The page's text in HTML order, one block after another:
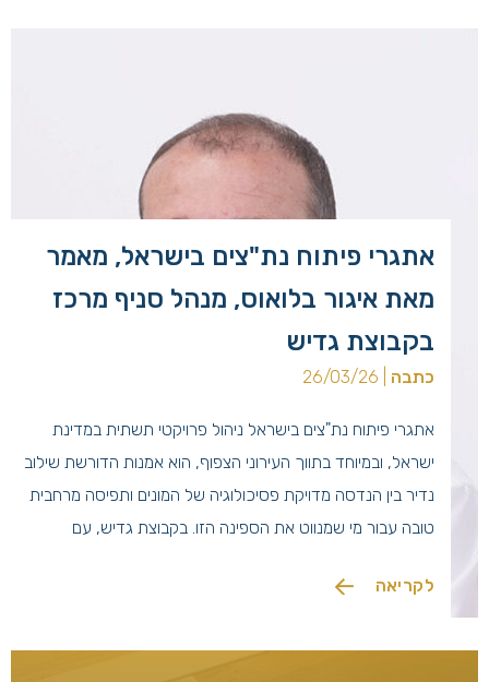
אתגרי פיתוח נת"צים בישראל, מאמר
מאת איגור בלואוס, מנהל סניף מרכז
בקבוצת גדיש
כתבה
אתגרי פיתוח נת"צים בישראל ניהול פרויקטי תשתית במדינת
ישראל, ובמיוחד בתווך העירוני הצפוף, הוא אמנות הדורשת שילוב
נדיר בין הנדסה מדויקת פסיכולוגיה של המונים ותפיסה מרחבית
טובה עבור מי שמנווט את הספינה הזו. בקבוצת גדיש, עם
ציבורית" (נת"צ) מזמן הפסיק להיות רק צבע צהוב על האספלט
לקריאה